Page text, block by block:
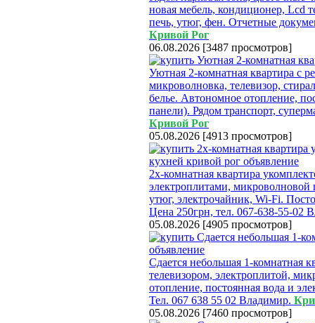
новая мебель, кондиционер, Lcd
печь, утюг, фен. Отчетные
Кривой Рог
06.08.2026 [3487 просмотров]
Уютная 2-комнатная квартира с
микроволновка, телевизор,
белье. Автономное отопление,
панели). Рядом транспорт,
Кривой Рог
05.08.2026 [4913 просмотров]
2х-комнатная квартира
электроплитами, микроволновой
утюг, электрочайник, Wi-Fi.
Цена 250грн, тел. 067-638-55-02
05.08.2026 [4905 просмотров]
Сдается небольшая 1-комнатная
телевизором, электроплитой,
отопление, постоянная вода и
Тел. 067 638 55 02 Владимир.
05.08.2026 [7460 просмотров]